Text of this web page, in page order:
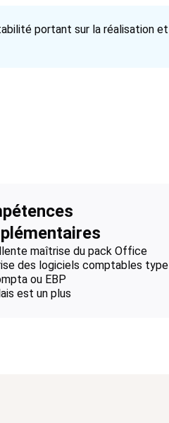
portant sur la réalisation et
maîtrise du pack Office
des logiciels comptables type
ou EBP
est un plus